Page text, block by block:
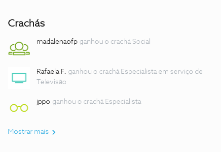
Crachás
madalenaofp ganhou o crachá Social
Rafaela F. ganhou o crachá Especialista em serviço de
Televisão
jppo ganhou o crachá Especialista
Mostrar mais